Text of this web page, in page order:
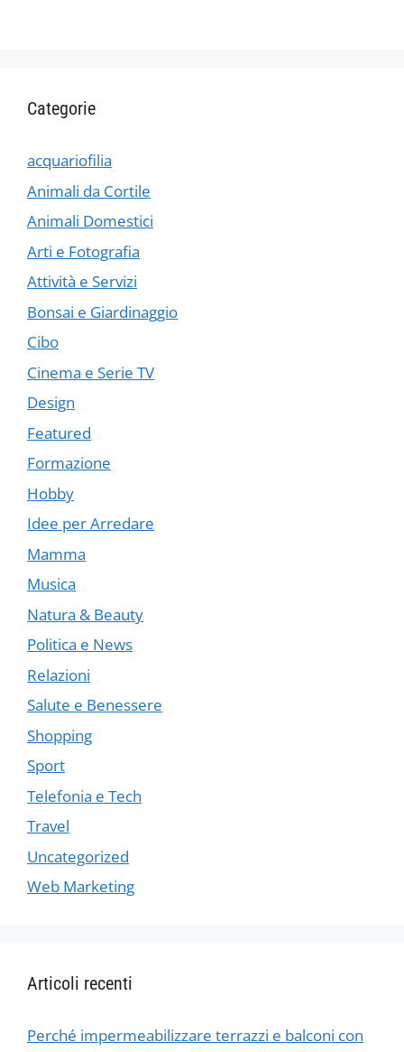
Categorie
acquariofilia
Animali da Cortile
Animali Domestici
Arti e Fotografia
Attività e Servizi
Bonsai e Giardinaggio
Cibo
Cinema e Serie TV
Design
Featured
Formazione
Hobby
Idee per Arredare
Mamma
Musica
Natura & Beauty
Politica e News
Relazioni
Salute e Benessere
Shopping
Sport
Telefonia e Tech
Travel
Uncategorized
Web Marketing
Articoli recenti
Perché impermeabilizzare terrazzi e balconi con